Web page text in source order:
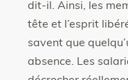
dit-il. Ainsi, les
tête et l’esprit
savent que
absence. Les